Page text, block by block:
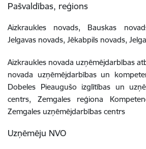
Pašvaldības, reģions
Aizkraukles novads, Bauskas
Jelgavas novads, Jēkabpils novads,
Aizkraukles novada uzņēmējdarbības
novada uzņēmējdarbības un
Dobeles Pieaugušo izglītības un
centrs, Zemgales reģiona
Zemgales uzņēmējdarbības centrs
Uzņēmēju NVO